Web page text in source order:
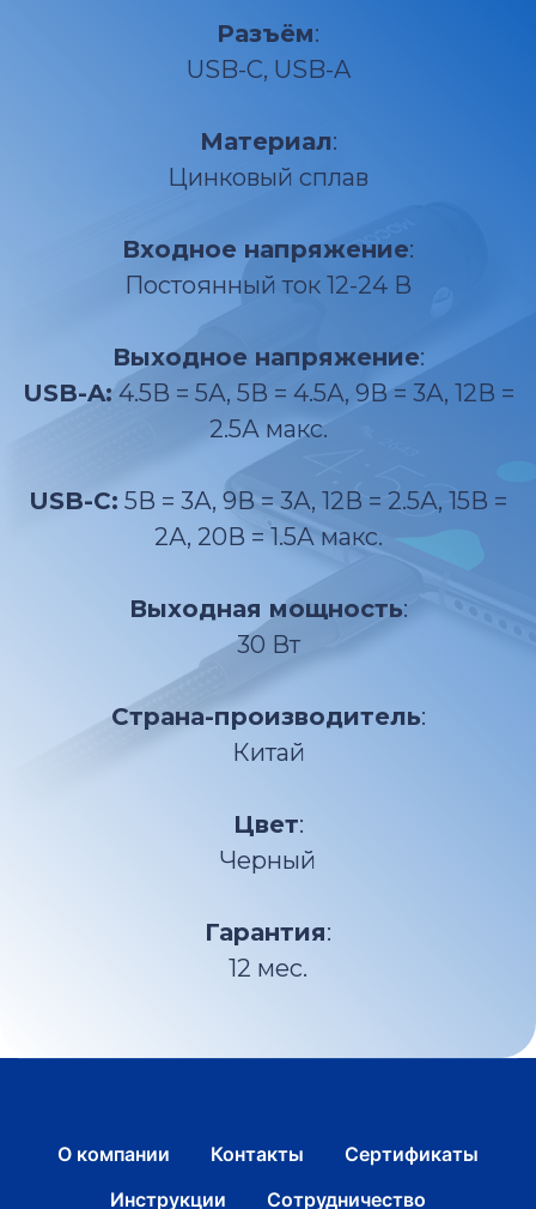
Разъём:
USB-C, USB-A
Материал:
Цинковый сплав
Входное напряжение:
Постоянный ток 12-24 В
Выходное напряжение:
USB-A: 4.5В = 5А, 5В = 4.5А, 9В = 3А, 12В =
2.5А макс.
USB-C: 5В = 3А, 9В = 3А, 12В = 2.5А, 15В =
2А, 20В = 1.5А макс.
Выходная мощность:
30 Вт
Страна-производитель:
Китай
Цвет:
Черный
Гарантия:
12 мес.
О компании Контакты
Сертификаты
Инструкции
Сотрудничество